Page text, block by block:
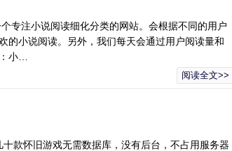
专注小说阅读细化分类的网站。会根据不同的用户
的小说阅读。另外，我们每天会通过用户阅读量和
小…
阅读全文>>
款怀旧游戏无需数据库，没有后台，不占用服务器